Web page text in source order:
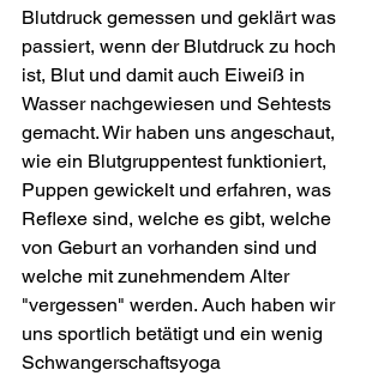
Blutdruck gemessen und geklärt was
passiert, wenn der Blutdruck zu hoch
ist, Blut und damit auch Eiweiß in
Wasser nachgewiesen und Sehtests
gemacht. Wir haben uns angeschaut,
wie ein Blutgruppentest funktioniert,
Puppen gewickelt und erfahren, was
Reflexe sind, welche es gibt, welche
von Geburt an vorhanden sind und
welche mit zunehmendem Alter
"vergessen" werden. Auch haben wir
uns sportlich betätigt und ein wenig
Schwangerschaftsyoga